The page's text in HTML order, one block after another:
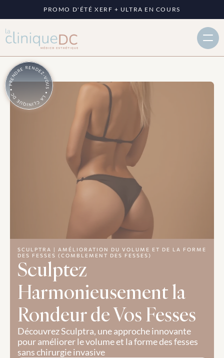
PROMO D'ÉTÉ XERF + ULTRA EN COURS
SCULPTRA | AMÉLIORATION DU VOLUME ET DE LA FORME
DES FESSES (COMBLEMENT DES FESSES)
Sculptez
Harmonieusement la
Rondeur de Vos Fesses
Découvrez Sculptra, une approche innovante
pour améliorer le volume et la forme des fesses
sans chirurgie invasive
PRENDRE RENDEZ-VOUS • LA CLINIQUE DC •